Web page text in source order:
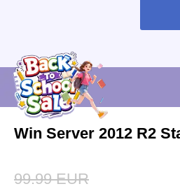
Win Server 2012 R2
99.99 EUR